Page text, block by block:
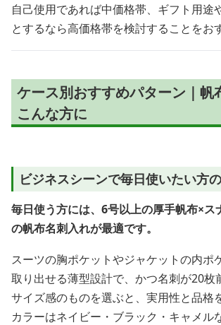
自己使用であれば中価格帯、ギフト用途
とするなら高価格帯を検討することをお
ケース別おすすめパターン｜帆
こんな方に
ビジネスシーンで毎日使いたい方
毎日使う方には、6号以上の厚手帆布×ス
の帆布名刺入れが最適です。
スーツの胸ポケットやジャケットの内ポ
取り出せる薄型設計で、かつ名刺が20枚
サイズ感のものを選ぶと、実用性と品格
カラーはネイビー・ブラック・キャメル